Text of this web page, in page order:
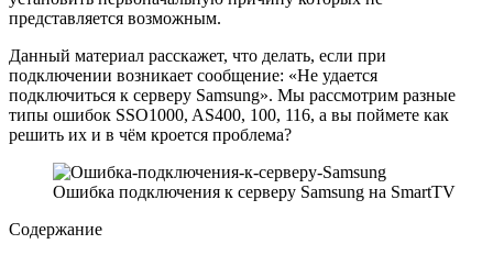
представляется возможным.
Данный материал расскажет, что делать, если при
подключении возникает сообщение: «Не удается
подключиться к серверу Samsung». Мы рассмотрим разные
типы ошибок SSO1000, AS400, 100, 116, а вы поймете как
решить их и в чём кроется проблема?
Ошибка подключения к серверу Samsung на SmartTV
Содержание